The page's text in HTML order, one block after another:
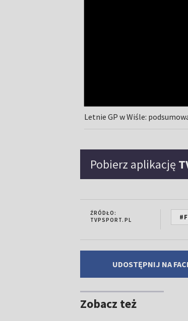
Letnie GP w Wiśle:
Pobierz aplikację
ŹRÓDŁO:
TVPSPORT.PL
UDOSTĘPNIJ NA
Zobacz też